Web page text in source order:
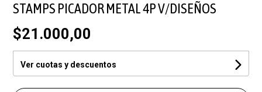
STAMPS PICADOR METAL 4P V/DISEÑOS
$21.000,00
Ver cuotas y descuentos